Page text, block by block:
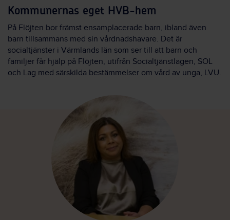
Kommunernas eget HVB-hem
På Flöjten bor främst ensamplacerade barn, ibland även
barn tillsammans med sin vårdnadshavare. Det är
socialtjänster i Värmlands län som ser till att barn och
familjer får hjälp på Flöjten, utifrån Socialtjänstlagen, SOL
och Lag med särskilda bestämmelser om vård av unga, LVU.